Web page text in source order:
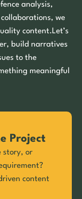
analysis,
we
content.Let’s
build narratives
to the
meaningful
Project
story, or
content